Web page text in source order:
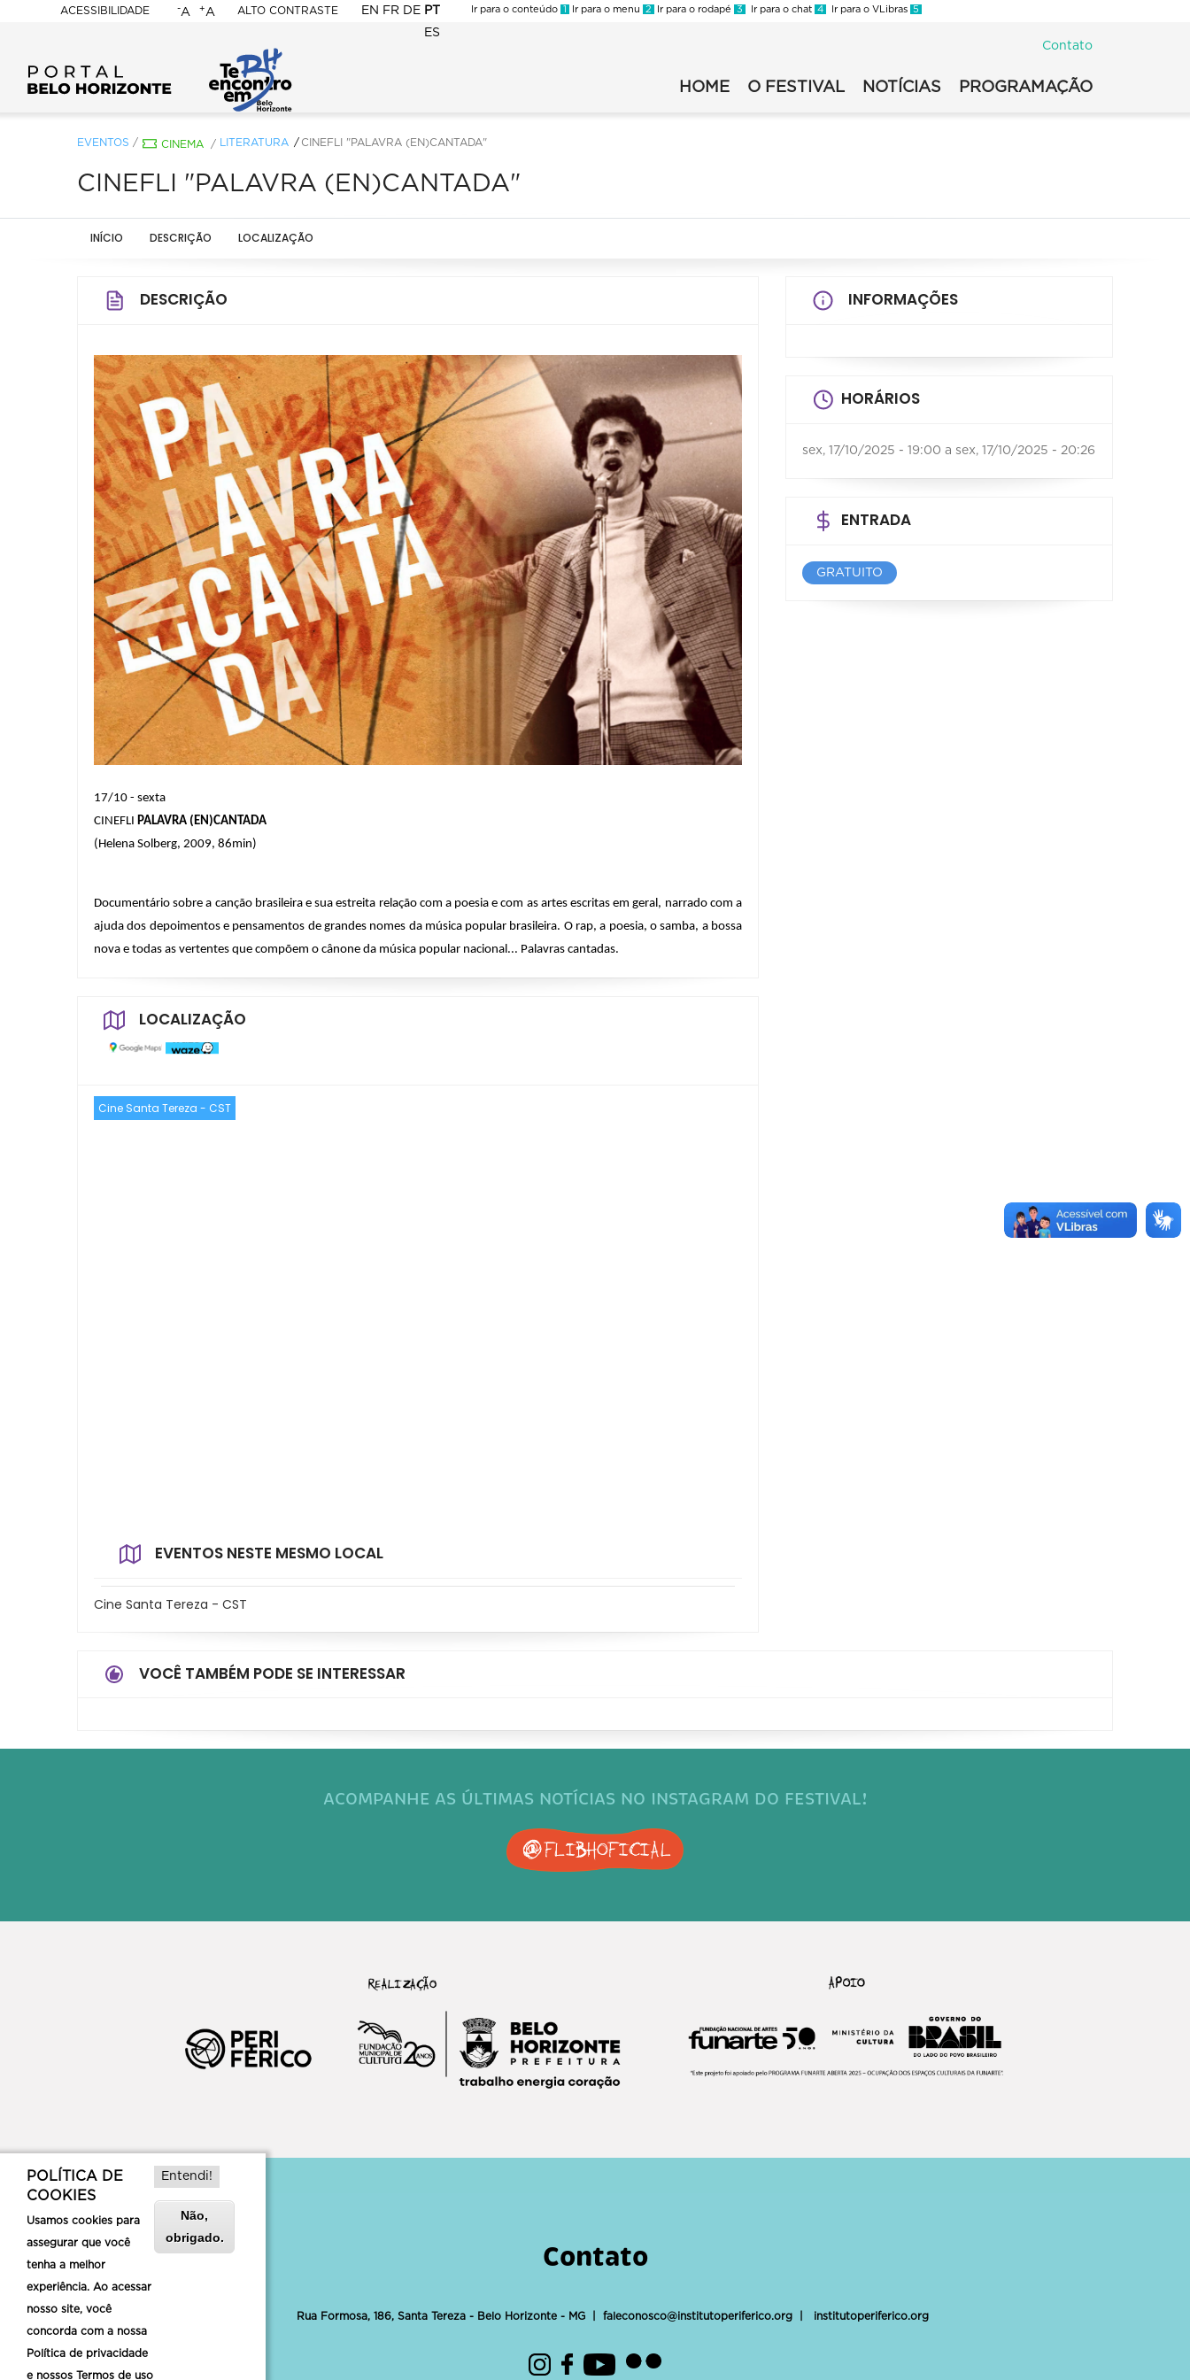
ACESSIBILIDADE
BELO
HORIZONTE
-A +A ALTO CONTRASTE EN FR DE PT
ES
Ir para o conteúdo 1 Ir para o menu 2 Ir para o rodapé 3 Ir para o chat 4 Ir para o VLibras 5
Contato
HOME O FESTIVAL NOTÍCIAS PROGRAMAÇÃO
EVENTOS / CINEMA / LITERATURA CINEFLI "PALAVRA (EN)CANTADA"
CINEFLI "PALAVRA (EN)CANTADA"
INÍCIO DESCRIÇÃO LOCALIZAÇÃO
DESCRIÇÃO
17/10 - sexta
CINEFLI PALAVRA (EN)CANTADA
(Helena Solberg, 2009, 86min)
Documentário sobre a canção brasileira e sua estreita relação com a poesia e com as artes escritas em geral, narrado com a
ajuda dos depoimentos e pensamentos de grandes nomes da música popular brasileira. O rap, a poesia, o samba, a bossa
nova e todas as vertentes que compõem o cânone da música popular nacional... Palavras cantadas.
LOCALIZAÇÃO
Cine Santa Tereza - CST
EVENTOS NESTE MESMO LOCAL
Cine Santa Tereza - CST
INFORMAÇÕES
HORÁRIOS
sex, 17/10/2025 - 19:00 a sex, 17/10/2025 - 20:26
ENTRADA
GRATUITO
VOCÊ TAMBÉM PODE SE INTERESSAR
ACOMPANHE AS ÚLTIMAS NOTÍCIAS NO INSTAGRAM DO FESTIVAL!
Contato
Rua Formosa, 186, Santa Tereza - Belo Horizonte - MG | faleconosco@institutoperiferico.org institutoperiferico.org
POLÍTICA DE
COOKIES
Usamos cookies para
assegurar que você
tenha a melhor
experiência. Ao acessar
nosso site, você
concorda com a nossa
Política de privacidade
e nossos Termos de uso
Entendi!
Não,
obrigado.